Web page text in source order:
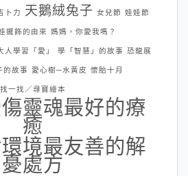
卜力 天鵝絨兔子 女兒節 娃娃節
擺飾的由來 媽媽，你愛我嗎？
學習「愛」 學「智慧」的故事 恐龍展
的故事 愛心樹─水黃皮 懷胎十月
找一找／尋寶繪本
靈魂最好的療
癒
境最友善的解
憂處方